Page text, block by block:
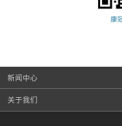
新闻中心
关于我们